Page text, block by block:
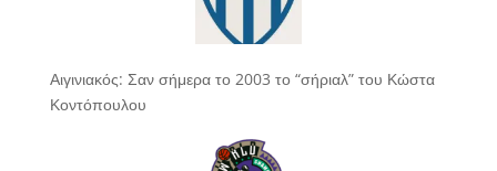
Αιγινιακός: Σαν σήμερα το 2003 το “σήριαλ” του Κώστα
Κοντόπουλου